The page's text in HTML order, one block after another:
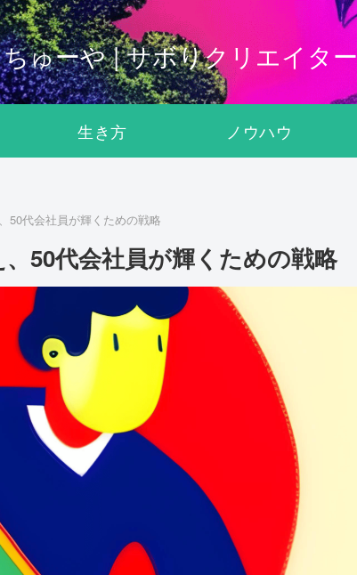
ちゅーや | サボりクリエイター
生き方 ノウハウ
50代会社員が輝くための戦略
50代会社員が輝くための戦略